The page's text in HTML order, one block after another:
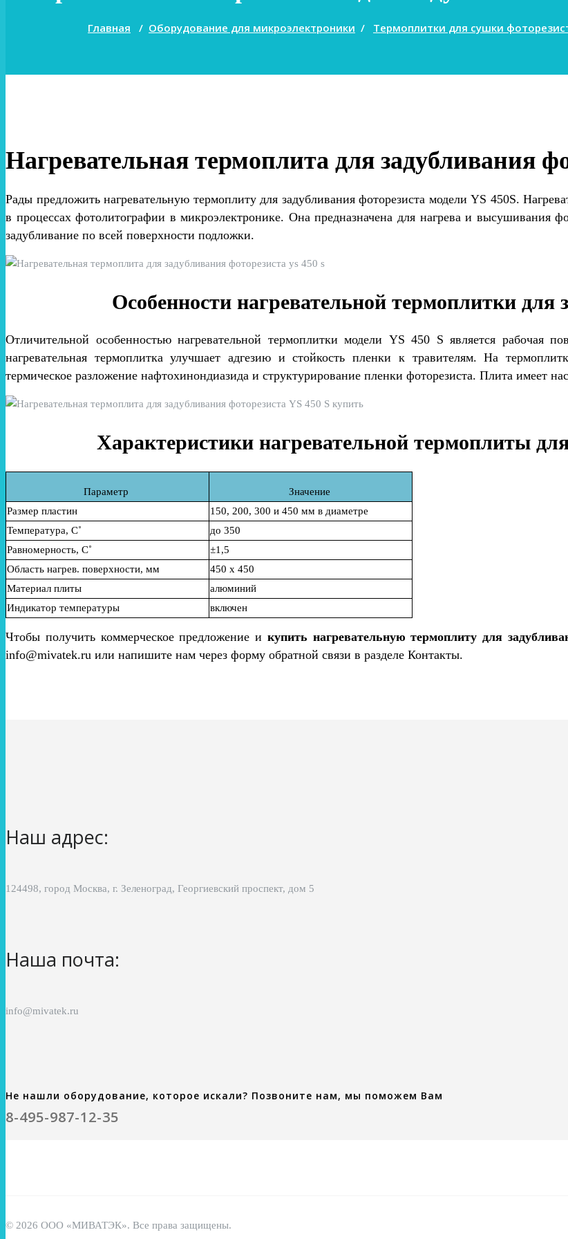
Главная / Оборудование для микроэлектроники / Термоплитки для сушки
Нагревательная термоплита для задубливания
Рады предложить нагревательную термоплиту для задубливания фоторезиста модели YS 450S.
в процессах фотолитографии в микроэлектронике. Она предназначена для нагрева и высушивания
задубливание по всей поверхности подложки.
Особенности нагревательной термоплитки для
Отличительной особенностью нагревательной термоплитки модели YS 450 S является рабочая
нагревательная термоплитка улучшает адгезию и стойкость пленки к травителям. На
термическое разложение нафтохинондиазида и структурирование пленки фоторезиста. Плита имеет
Характеристики нагревательной термоплиты
Параметр
Значение
Размер пластин
150, 200, 300 и 450 мм в диаметре
Температура, С˚ до 350
Равномерность, С˚
±1,5
Область нагрев. поверхности, мм
450 х 450
Материал плиты
алюминий
Индикатор температуры
включен
Чтобы получить коммерческое предложение и купить нагревательную термоплиту для
info@mivatek.ru или напишите нам через форму обратной связи в разделе Контакты.
Наш адрес:
124498, город Москва, г. Зеленоград, Георгиевский проспект, дом 5
Наша почта:
info@mivatek.ru
Не нашли оборудование, которое искали? Позвоните нам, мы поможем Вам
8-495-987-12-35
© 2026 ООО «МИВАТЭК». Все права защищены.